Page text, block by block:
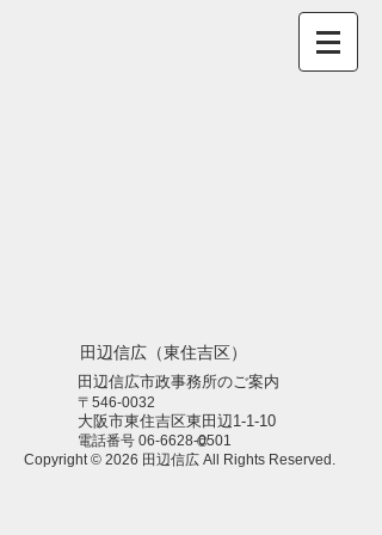
田辺信広（東住吉区）
田辺信広市政事務所のご案内
〒546-0032
大阪市東住吉区東田辺1-1-10
電話番号 06-6628-0501
©
Copyright © 2026 田辺信広 All Rights Reserved.